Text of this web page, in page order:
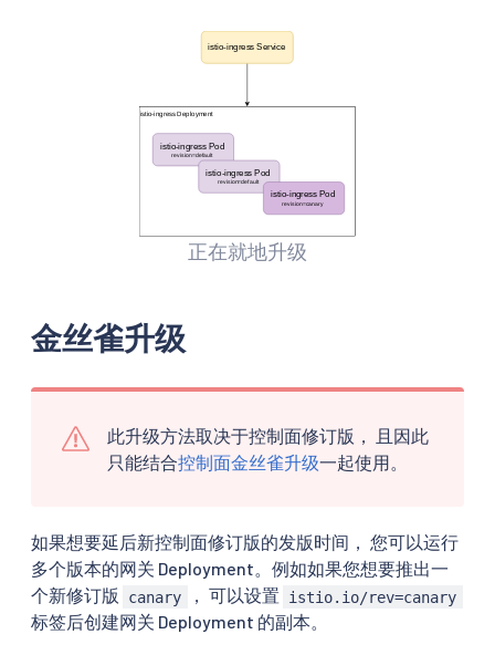
正在就地升级
金丝雀升级
此升级方法取决于控制面修订版， 且因此
只能结合控制面金丝雀升级一起使用。
如果想要延后新控制面修订版的发版时间， 您可以运行
多个版本的网关 Deployment。例如如果您想要推出一
个新修订版
canary ， 可以设置 istio.io/rev=canary
标签后创建网关 Deployment 的副本。